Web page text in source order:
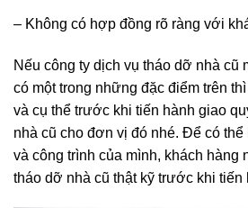
– Không có hợp đồng rõ ràng với
Nếu công ty dịch vụ tháo dỡ nhà cũ
có một trong những đặc điểm trên
và cụ thể trước khi tiến hành giao
nhà cũ cho đơn vị đó nhé. Để có
và công trình của mình, khách hàng
tháo dỡ nhà cũ thật kỹ trước khi tiến